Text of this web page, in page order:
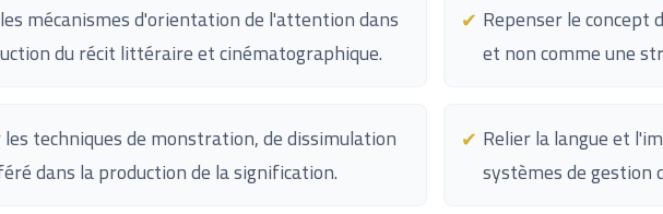
mécanismes d'orientation de l'attention dans
du récit littéraire et cinématographique.
Repenser le
et non comme une
techniques de monstration, de dissimulation
dans la production de la signification.
Relier la langue et
systèmes de gestion